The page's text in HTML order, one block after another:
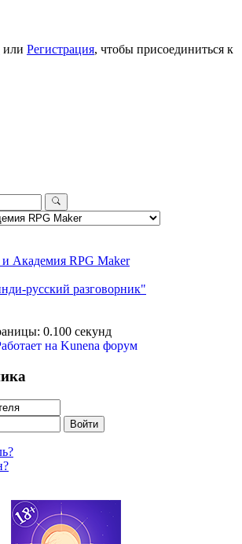
или Регистрация, чтобы присоединиться к
и Академия RPG Maker
русский разговорник"
0.100 секунд
на Kunena форум